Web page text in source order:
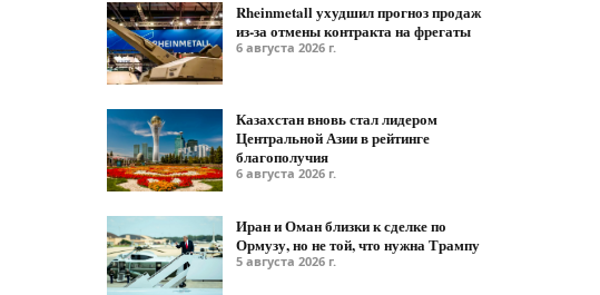
Rheinmetall ухудшил прогноз продаж
из-за отмены контракта на фрегаты
6 августа 2026 г.
Казахстан вновь стал лидером
Центральной Азии в рейтинге
благополучия
6 августа 2026 г.
Иран и Оман близки к сделке по
Ормузу, но не той, что нужна Трампу
5 августа 2026 г.